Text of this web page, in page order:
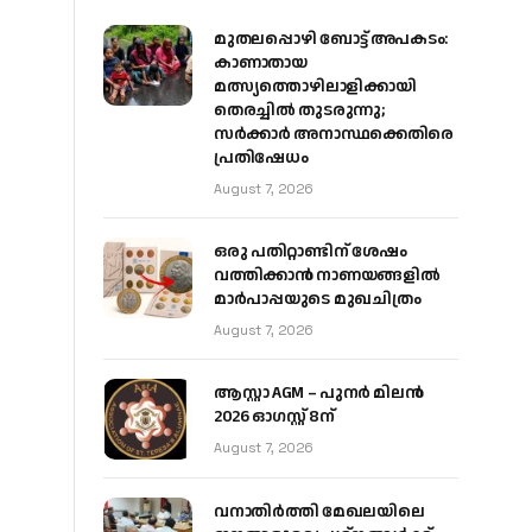
മുതലപ്പൊഴി ബോട്ട് അപകടം:
കാണാതായ
മത്സ്യത്തൊഴിലാളിക്കായി
തെരച്ചിൽ തുടരുന്നു;
സർക്കാർ അനാസ്ഥക്കെതിരെ
പ്രതിഷേധം
August 7, 2026
ഒരു പതിറ്റാണ്ടിന് ശേഷം
വത്തിക്കാൻ നാണയങ്ങളിൽ
മാർപാപ്പയുടെ മുഖചിത്രം
August 7, 2026
ആസ്റ്റാ AGM – പുനർ മിലൻ
2026 ഓഗസ്റ്റ് 8ന്
August 7, 2026
വനാതിർത്തി മേഖലയിലെ